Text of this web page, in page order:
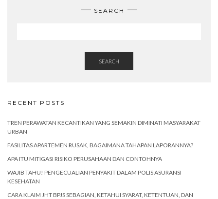
SEARCH
SEARCH
RECENT POSTS
TREN PERAWATAN KECANTIKAN YANG SEMAKIN DIMINATI MASYARAKAT
URBAN
FASILITAS APARTEMEN RUSAK, BAGAIMANA TAHAPAN LAPORANNYA?
APA ITU MITIGASI RISIKO PERUSAHAAN DAN CONTOHNYA
WAJIB TAHU! PENGECUALIAN PENYAKIT DALAM POLIS ASURANSI
KESEHATAN
CARA KLAIM JHT BPJS SEBAGIAN, KETAHUI SYARAT, KETENTUAN, DAN